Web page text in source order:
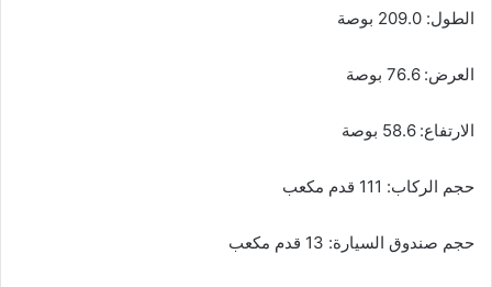
الطول: 209.0 بوصة
العرض: 76.6 بوصة
الارتفاع: 58.6 بوصة
حجم الركاب: 111 قدم مكعب
حجم صندوق السيارة: 13 قدم مكعب